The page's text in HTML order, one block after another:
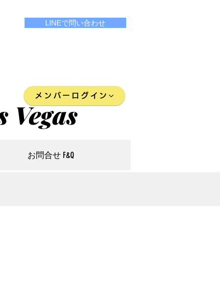
LINEで問い合わせ
Vegas
メンバーログイン
お問合せ F&Q